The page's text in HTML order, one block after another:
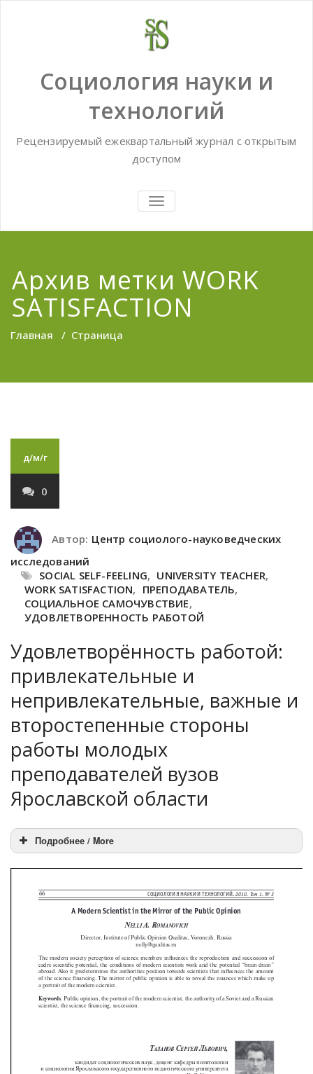
Социология науки и
технологий
Рецензируемый ежеквартальный журнал с открытым
доступом
TOGGLE
NAVIGATION
Архив метки WORK
SATISFACTION
Главная / Страница
д/м/г
0
Автор: Центр социолого-науковедческих
исследований
SOCIAL SELF-FEELING, UNIVERSITY TEACHER,
WORK SATISFACTION, ПРЕПОДАВАТЕЛЬ,
СОЦИАЛЬНОЕ САМОЧУВСТВИЕ,
УДОВЛЕТВОРЕННОСТЬ РАБОТОЙ
Удовлетворённость работой:
привлекательные и
непривлекательные, важные и
второстепенные стороны
работы молодых
преподавателей вузов
Ярославской области
Подробнее / More